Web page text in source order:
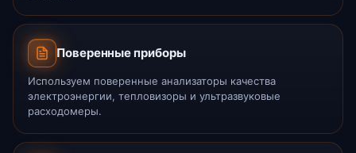
Поверенные приборы
Используем поверенные анализаторы качества
электроэнергии, тепловизоры и ультразвуковые
расходомеры.